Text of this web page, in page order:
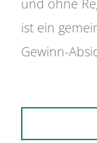
und ohne
ist ein
Gewinn-